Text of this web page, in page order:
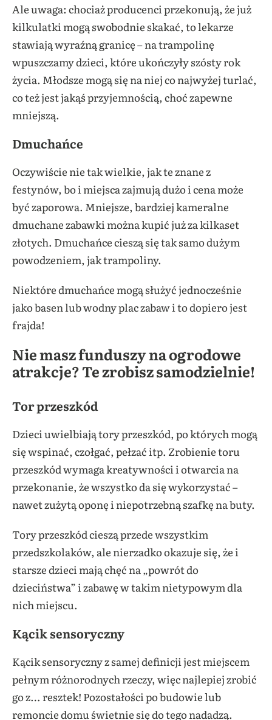
Ale uwaga: chociaż producenci przekonują, że już
kilkulatki mogą swobodnie skakać, to lekarze
stawiają wyraźną granicę – na trampolinę
wpuszczamy dzieci, które ukończyły szósty rok
życia. Młodsze mogą się na niej co najwyżej turlać,
co też jest jakąś przyjemnością, choć zapewne
mniejszą.
Dmuchańce
Oczywiście nie tak wielkie, jak te znane z
festynów, bo i miejsca zajmują dużo i cena może
być zaporowa. Mniejsze, bardziej kameralne
dmuchane zabawki można kupić już za kilkaset
złotych. Dmuchańce cieszą się tak samo dużym
powodzeniem, jak trampoliny.
Niektóre dmuchańce mogą służyć jednocześnie
jako basen lub wodny plac zabaw i to dopiero jest
frajda!
Nie masz funduszy na ogrodowe
atrakcje? Te zrobisz samodzielnie!
Tor przeszkód
Dzieci uwielbiają tory przeszkód, po których mogą
się wspinać, czołgać, pełzać itp. Zrobienie toru
przeszkód wymaga kreatywności i otwarcia na
przekonanie, że wszystko da się wykorzystać –
nawet zużytą oponę i niepotrzebną szafkę na buty.
Tory przeszkód cieszą przede wszystkim
przedszkolaków, ale nierzadko okazuje się, że i
starsze dzieci mają chęć na „powrót do
dzieciństwa” i zabawę w takim nietypowym dla
nich miejscu.
Kącik sensoryczny
Kącik sensoryczny z samej definicji jest miejscem
pełnym różnorodnych rzeczy, więc najlepiej zrobić
go z… resztek! Pozostałości po budowie lub
remoncie domu świetnie się do tego nadadzą.